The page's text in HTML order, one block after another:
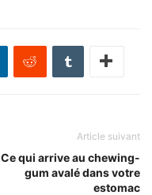
Article suivant
Ce qui arrive au chewing-
gum avalé dans votre
estomac